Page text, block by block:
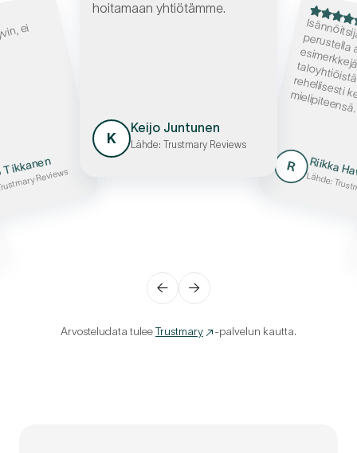
ei
Reviews
hoitamaan yhtiötämme.
K
Keijo Juntunen
Lähde: Trustmary Reviews
Isännöitsijä
perustella
yös
m
ielipiteensä.
R Riikka
Lähde:
← →
Arvosteludata tulee Trustmary -palvelun kautta.